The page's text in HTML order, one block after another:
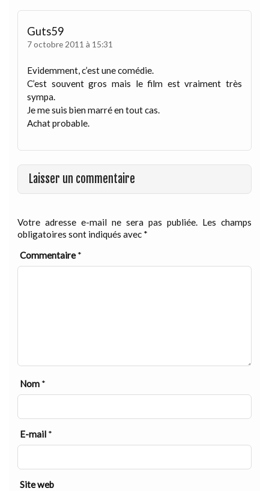
Guts59
7 octobre 2011 à 15:31
Evidemment, c’est une comédie.
C’est souvent gros mais le film est vraiment très
sympa.
Je me suis bien marré en tout cas.
Achat probable.
Laisser un commentaire
Votre adresse e-mail ne sera pas publiée. Les champs
obligatoires sont indiqués avec *
Commentaire*
Nom *
E-mail *
Site web